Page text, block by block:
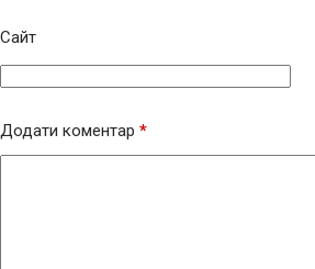
Сайт
Додати коментар *